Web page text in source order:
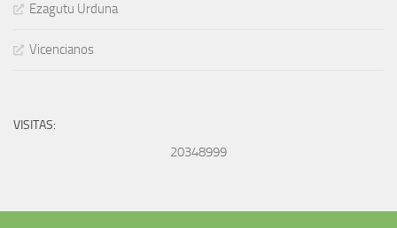
Ezagutu Urduna
Vicencianos
VISITAS:
20348999